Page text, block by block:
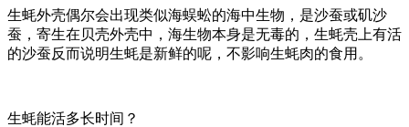
生蚝外壳偶尔会出现类似海蜈蚣的海中生物，是沙蚕或矶沙
蚕，寄生在贝壳外壳中，海生物本身是无毒的，生蚝壳上有活
的沙蚕反而说明生蚝是新鲜的呢，不影响生蚝肉的食用。
生蚝能活多长时间？